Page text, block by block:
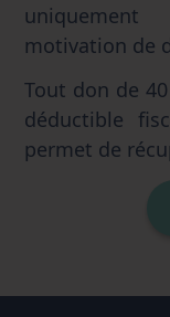
motivation de
Tout don de
déductible
permet de